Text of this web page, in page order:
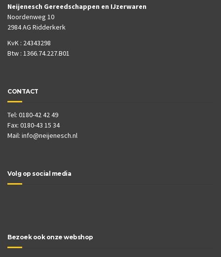
Neijenesch Gereedschappen en IJzerwaren
Noordenweg 10
2984 AG Ridderkerk
KvK : 24343298
Btw : 1366.74.227.B01
CONTACT
Tel: 0180-42 42 49
Fax: 0180-43 15 34
Mail: info@neijenesch.nl
Volg op social media
Bezoek ook onze webshop